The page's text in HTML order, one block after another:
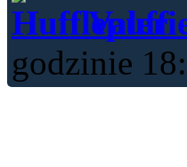
godzinie